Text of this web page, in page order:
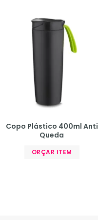
Copo Plástico 400ml Anti
Queda
ORÇAR ITEM